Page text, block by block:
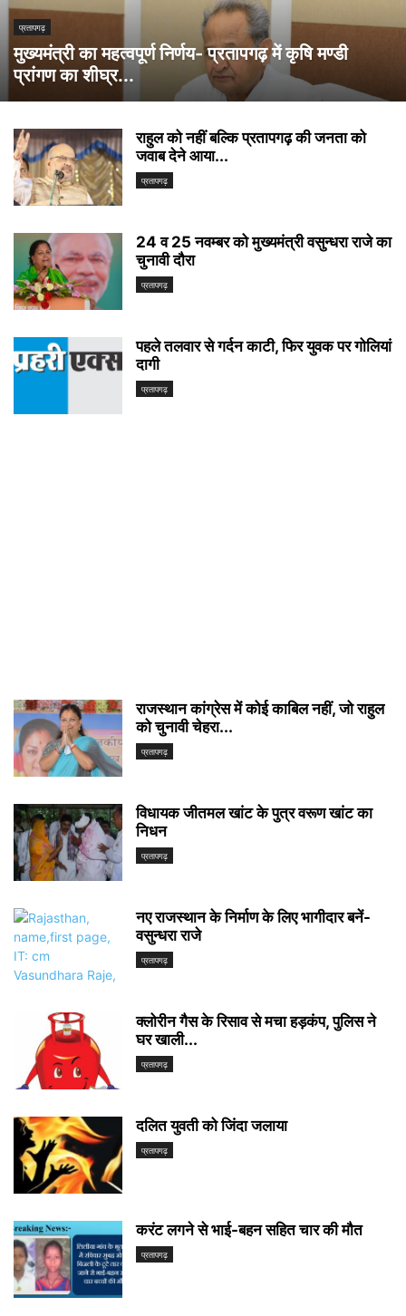
प्रतापगढ़
मुख्यमंत्री का महत्वपूर्ण निर्णय- प्रतापगढ़ में कृषि मण्डी
प्रांगण का शीघ्र...
राहुल को नहीं बल्कि प्रतापगढ़ की जनता को
जवाब देने आया...
प्रतापगढ़
24 व 25 नवम्बर को मुख्यमंत्री वसुन्धरा राजे का
चुनावी दौरा
प्रतापगढ़
पहले तलवार से गर्दन काटी, फिर युवक पर गोलियां
दागी
प्रतापगढ़
राजस्थान कांग्रेस में कोई काबिल नहीं, जो राहुल
को चुनावी चेहरा...
प्रतापगढ़
विधायक जीतमल खांट के पुत्र वरूण खांट का
निधन
प्रतापगढ़
नए राजस्थान के निर्माण के लिए भागीदार बनें-
वसुन्धरा राजे
प्रतापगढ़
क्लोरीन गैस के रिसाव से मचा हड़कंप, पुलिस ने
घर खाली...
प्रतापगढ़
दलित युवती को जिंदा जलाया
प्रतापगढ़
करंट लगने से भाई-बहन सहित चार की मौत
प्रतापगढ़